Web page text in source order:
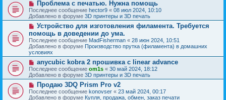
ещ
е
н
и
е
о
о
б
щ
е
н
и
е
Н
о
в
о
е
с
о
о
б
щ
е
н
и
е
Проблема с печатью. Нужна помощь
Последнее сообщение hector9 « 08 июл 2024, 10:10
Добавлено в форуме 3D принтеры и 3D печать
Н
в
о
е
с
о
о
б
щ
н
и
Устройство для изготовления филамента. Требуется
помощь в доведении до ума.
Последнее сообщение MadFisherman « 28 июн 2024, 10:51
Добавлено в форуме Производство прутка (филамента) в домашних
условиях
Н
о
в
о
с
о
anycubic kobra 2 прошивка с linear advance
Последнее сообщение om1s « 30 май 2024, 18:12
Добавлено в форуме 3D принтеры и 3D печать
Н
о
в
Продаю 3DQ Prism Pro v2
Последнее сообщение konovser « 23 май 2024, 00:17
Добавлено в форуме Купля, продажа, обмен, заказ печати